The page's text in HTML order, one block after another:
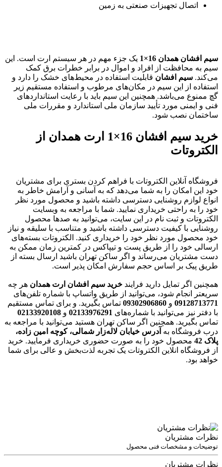
اتصال تجهیزات صنعتی به زمین
سیم افشان همدان 16×1
یک جزء مهم در هر سیستم ارت است. این
سیم به محافظت از افراد و اموال در برابر خطرات برق کمک
می‌کند. سیم افشان قابلیت استفاده در محیط‌های خشک را دارد و
استفاده از این سیم در مکان‌های مرطوب و استفاده مستقیم زیر
گچ ممنوع می‌باشد. همچنین این سیم باید با رعایت استانداردهای
فنی و ایمنی مورد تأیید سازمان ملی استاندارد و مقررات ملی
ساختمان نصب شود.
خرید سیم افشان 16×1 ارت همدان از
الکتروتات
فروشگاه آنلاین الکتروتات با فراهم کردن بستری برای مشتریان
خود این امکان را به شما می‌دهد که به آسانی و آرامش خاطر به
انواع لوازم روشنایی دسترسی داشته باشید و محصول مورد نظر
خود را به راحتی خریداری نمایید. شما با مراجعه به وبسایت
الکتروتات و ثبت نام در این سایت، می‌توانید به صدها محصول
روشنایی با کیفیت دسترسی داشته باشید و متناسب با سلیقه و نیاز
خود محصول مورد نظر خود را خریداری کنید. الکتروتات بسته‌های
ارسالی خود را از طریق پست و تیپاکس در کمترین زمان ممکن به
دست مشتریان می‌رساند و اگر ساکن تهران باشید ارسال بسته از
طریق پیک بر اساس حجم سفارش امکان پذیر است.
همچنین اگر تمایل دارید فرایند خرید سیم افشان ارت همدان هر چه
سریعتر انجام شود، می‌توانید از طریق واتساپ با شماره‌ تلفن‌های
09128713771 و 09302906860 تماس بگیرید. و برای تماس مستقیم
با دفتر نیز می‌توانید با شماره‌های 02133976291 و 02133920108
تماس بگیرید. همچنین اگر ساکن تهران هستید می‌توانید با مراجعه به
درب فروشگاه به آدرس خیابان لاله‌زار شمالی، کوچه امین زاده،
پلاک 42
محصول خود را به صورت حضوری خریداری فرمایید. خرید
از فروشگاه انلاین الکتروتات یک تجربه لذت‌بخش و عالی برای شما
خواهد بود.
نظرات مشتریان
توضیحات و مشخصات فنی محصول
نظرات مشتریان